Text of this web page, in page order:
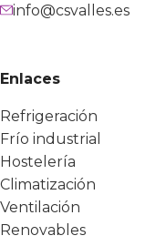
info@csvalles.es
Enlaces
Refrigeración
Frío industrial
Hostelería
Climatización
Ventilación
Renovables